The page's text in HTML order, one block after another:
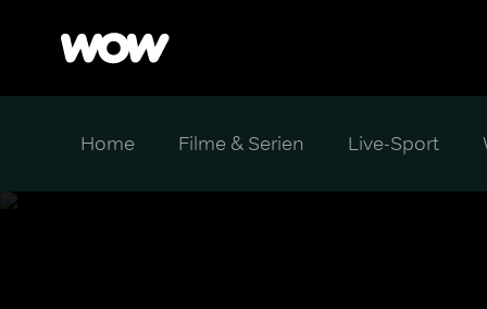
Home Filme & Serien Live-Sport